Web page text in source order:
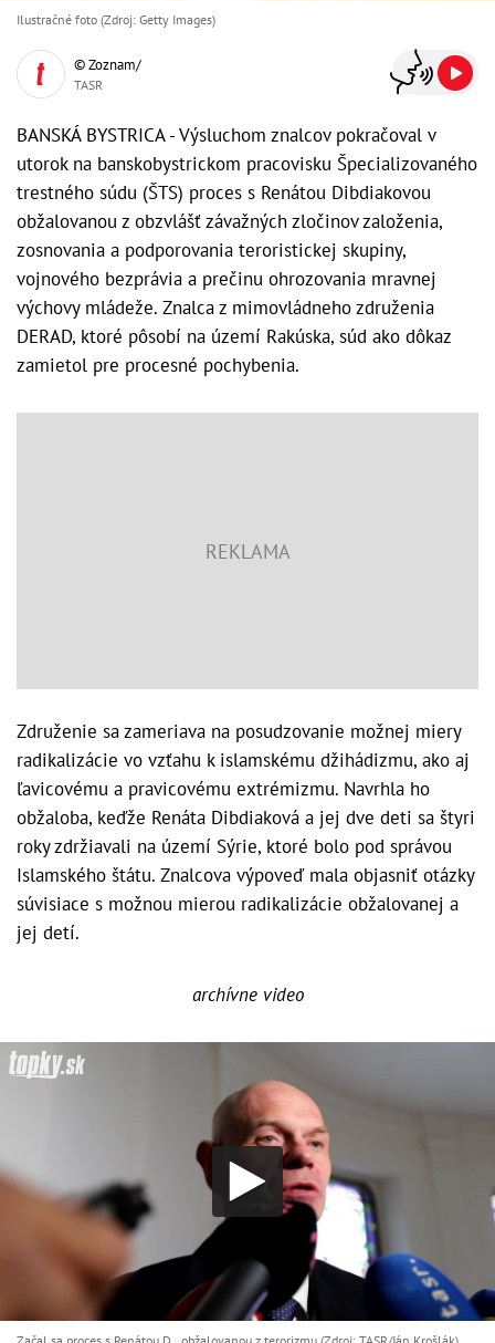
Ilustračné foto (Zdroj: Getty Images)
© Zoznam/
TASR
BANSKÁ BYSTRICA - Výsluchom znalcov pokračoval v
utorok na banskobystrickom pracovisku Špecializovaného
trestného súdu (ŠTS) proces s Renátou Dibdiakovou
obžalovanou z obzvlášť závažných zločinov založenia,
zosnovania a podporovania teroristickej skupiny,
vojnového bezprávia a prečinu ohrozovania mravnej
výchovy mládeže. Znalca z mimovládneho združenia
DERAD, ktoré pôsobí na území Rakúska, súd ako dôkaz
zamietol pre procesné pochybenia.
Združenie sa zameriava na posudzovanie možnej miery
radikalizácie vo vzťahu k islamskému džihádizmu, ako aj
ľavicovému a pravicovému extrémizmu. Navrhla ho
obžaloba, keďže Renáta Dibdiaková a jej dve deti sa štyri
roky zdržiavali na území Sýrie, ktoré bolo pod správou
Islamského štátu. Znalcova výpoveď mala objasniť otázky
súvisiace s možnou mierou radikalizácie obžalovanej a
jej detí.
archívne video